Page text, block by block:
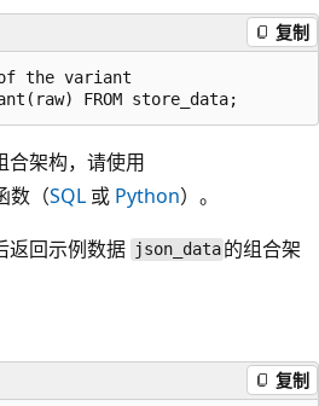
复制
the variant
合架构，请使用
数（SQL 或 Python）。
返回示例数据 json_data 的组合架
复制